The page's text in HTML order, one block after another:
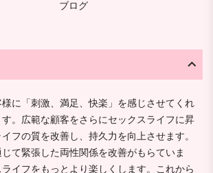
ブログ
に「刺激、満足、快楽」を感じさせてくれ
。広範な顧客をさらにセックスライフに昇
フの質を改善し、持久力を向上させます。
て緊張した両性関係を改善がもらていま
イフをもっとより楽しくします。これから